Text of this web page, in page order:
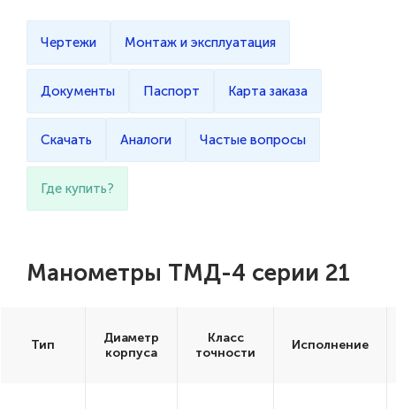
Чертежи Монтаж и эксплуатация
Документы Паспорт Карта заказа
Скачать Аналоги Частые вопросы
Где купить?
Манометры ТМД-4 серии 21
Тип
Диаметр
корпуса
Класс
точности
Исполнение
Тип
Диаметр
корпуса
Класс
точности
Исполнение